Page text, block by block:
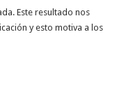
Este resultado nos
y esto motiva a los